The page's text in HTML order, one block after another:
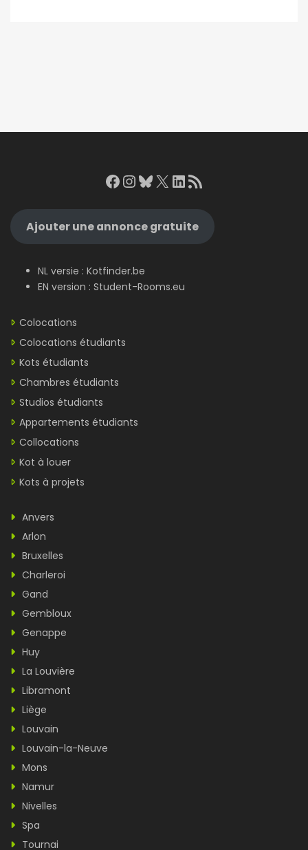
Facebook
Instagram
Bluesky
X LinkedIn
RSS Feed
Ajouter une annonce gratuite
NL versie : Kotfinder.be
EN version : Student-Rooms.eu
Colocations
Colocations étudiants
Kots étudiants
Chambres étudiants
Studios étudiants
Appartements étudiants
Collocations
Kot à louer
Kots à projets
Anvers
Arlon
Bruxelles
Charleroi
Gand
Gembloux
Genappe
Huy
La Louvière
Libramont
Liège
Louvain
Louvain-la-Neuve
Mons
Namur
Nivelles
Spa
Tournai